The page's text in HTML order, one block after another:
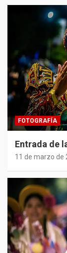
FOTOGRAFÍA
Entrada de
11 de marzo de